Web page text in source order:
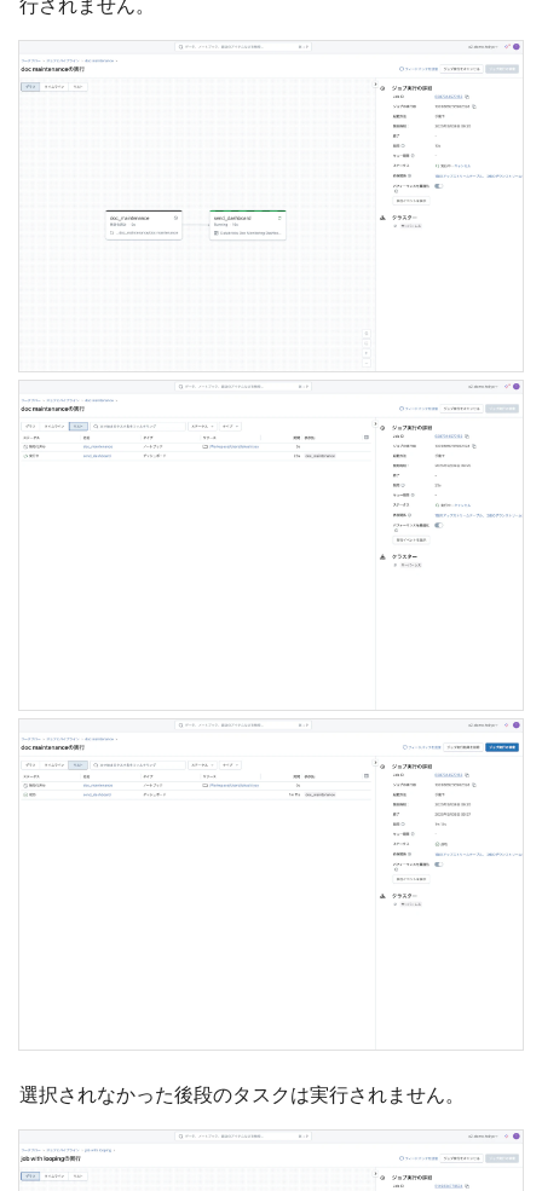
選択されなかった後段のタスクは実行されません。